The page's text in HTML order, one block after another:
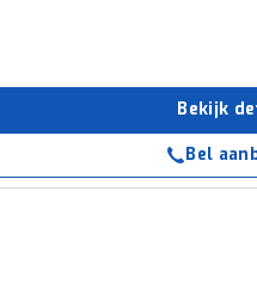
Bekijk
Bel